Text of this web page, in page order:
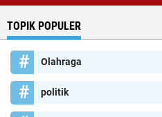
TOPIK POPULER
Olahraga
politik